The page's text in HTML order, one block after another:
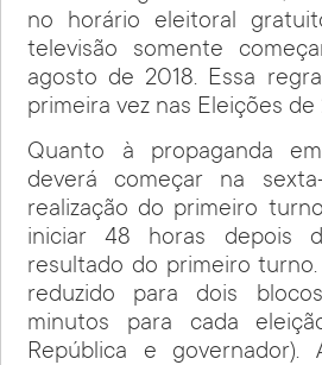
no horário eleitoral
televisão somente
agosto de 2018. Essa
primeira vez nas Eleições de
Quanto à propaganda
deverá começar na
realização do primeiro
iniciar 48 horas depois
resultado do primeiro
reduzido para dois
minutos para cada
República e governador).